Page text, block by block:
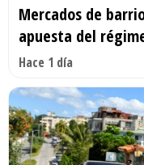
Mercados de
apuesta del
Hace 1 día